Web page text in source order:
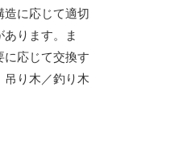
造に応じて適切
ります。ま
に応じて交換す
吊り木／釣り木